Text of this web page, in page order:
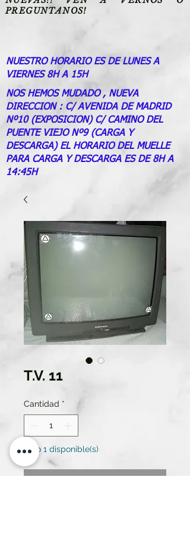
PREGUNTANOS!
NUESTRO HORARIO ES DE LUNES A
VIERNES 8H A 15H
NOS HEMOS MUDADO , NUEVA
DIRECCION : C/ AVENIDA DE MADRID
Nº10 (EXPOSICION) C/ CAMINO DEL
PUENTE VIEJO Nº9 (CARGA Y
DESCARGA) EL HORARIO DEL MUELLE
PARA CARGA Y DESCARGA ES DE 8H A
14:45H
T.V. 11
Cantidad *
Solo 1 disponible(s)